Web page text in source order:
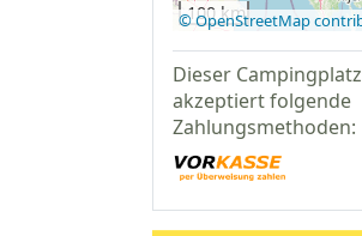
100 km
© OpenStreetMap
Dieser Campingplatz
akzeptiert folgende
Zahlungsmethoden: